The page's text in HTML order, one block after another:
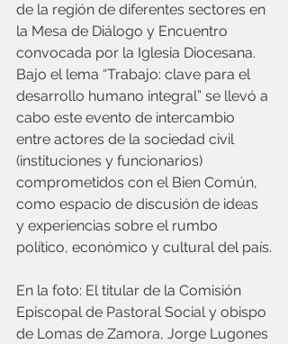
de la región de diferentes sectores en
la Mesa de Diálogo y Encuentro
convocada por la Iglesia Diocesana.
Bajo el lema “Trabajo: clave para el
desarrollo humano integral” se llevó a
cabo este evento de intercambio
entre actores de la sociedad civil
(instituciones y funcionarios)
comprometidos con el Bien Común,
como espacio de discusión de ideas
y experiencias sobre el rumbo
político, económico y cultural del país.
En la foto: El titular de la Comisión
Episcopal de Pastoral Social y obispo
de Lomas de Zamora, Jorge Lugones